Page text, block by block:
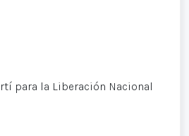
para la Liberación Nacional